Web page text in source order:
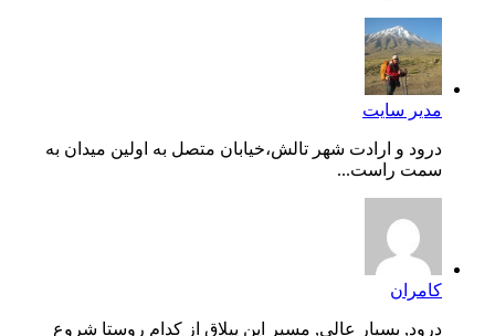
مدیر سایت
درود و ارادت شهر تالش،خیابان متصل به اولین میدان به
سمت راست...
کامران
درود, بسیار عالی, مسیر این ییلاق از کدام روستا شروع